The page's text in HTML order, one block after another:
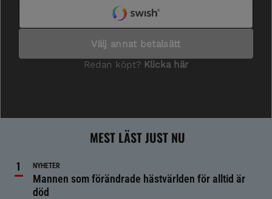
MEST LÄST JUST NU
NYHETER
Mannen som förändrade hästvärlden för alltid är
död